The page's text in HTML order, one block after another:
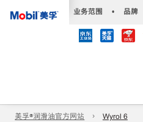
业务范围 • 品牌
美孚®润滑油官方网站 Wyrol 6